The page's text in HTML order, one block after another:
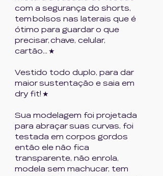
com a segurança do shorts,
tem bolsos nas laterais que é
ótimo para guardar o que
precisar, chave, celular,
cartão... ★
Vestido todo duplo, para dar
maior sustentação e saia em
dry fit! ★
Sua modelagem foi projetada
para abraçar suas curvas, foi
testada em corpos gordos
então ele não fica
transparente, não enrola,
modela sem machucar, tem